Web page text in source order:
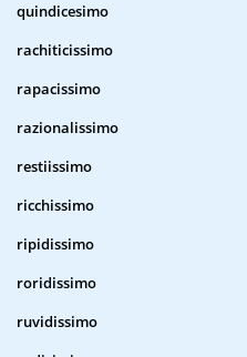
quindicesimo
rachiticissimo
rapacissimo
razionalissimo
restiissimo
ricchissimo
ripidissimo
roridissimo
ruvidissimo